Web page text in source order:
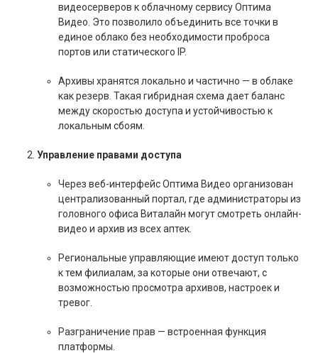
видеосерверов к облачному сервису Оптима
Видео. Это позволило объединить все точки в
единое облако без необходимости проброса
портов или статического IP.
Архивы хранятся локально и частично — в облаке
как резерв. Такая гибридная схема дает баланс
между скоростью доступа и устойчивостью к
локальным сбоям.
Управление правами доступа
Через веб-интерфейс Оптима Видео организован
централизованный портал, где администраторы из
головного офиса Виталайн могут смотреть онлайн-
видео и архив из всех аптек.
Региональные управляющие имеют доступ только
к тем филиалам, за которые они отвечают, с
возможностью просмотра архивов, настроек и
тревог.
Разграничение прав — встроенная функция
платформы.